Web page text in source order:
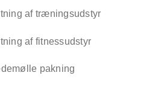
Udflytnings rengøring
af træningsudstyr
af fitnessudstyr
pakning